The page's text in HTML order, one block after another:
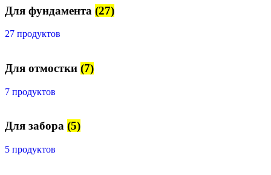
Для фундамента (27)
27 продуктов
Для отмостки (7)
7 продуктов
Для забора (5)
5 продуктов